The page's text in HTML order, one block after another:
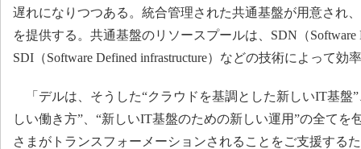
遅れになりつつある。統合管理された共通基盤が用意され
を提供する。共通基盤のリソースプールは、SDN（Software
SDI（Software Defined infrastructure）などの技術によって効
「デルは、そうした“クラウドを基調とした新しいIT基盤
しい働き方”、“新しいIT基盤のための新しい運用”の全てを
さまがトランスフォーメーションされることをご支援する